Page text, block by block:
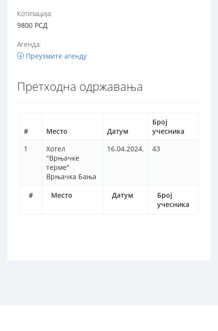
Котизација:
9800 РСД
Агенда:
Преузмите агенду
Претходна одржавања
# Место Датум
Број
учесника
# Место Датум
Број
учесника
1
Хотел
"Врњачке
терме"
Врњачка Бања
16.04.2024. 43